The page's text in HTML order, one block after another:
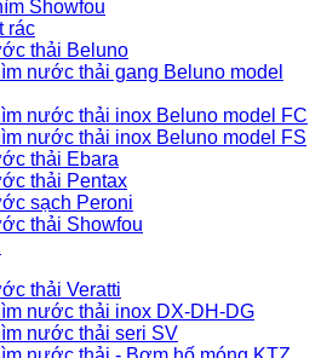
Showfou
rác
thải Beluno
nước thải gang Beluno model
nước thải inox Beluno model FC
nước thải inox Beluno model FS
thải Ebara
thải Pentax
sạch Peroni
thải Showfou
thải Veratti
nước thải inox DX-DH-DG
nước thải seri SV